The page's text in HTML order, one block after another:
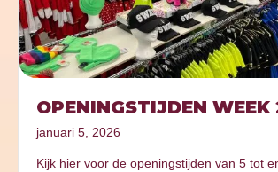
OPENINGSTIJDEN
januari 5, 2026
Kijk hier voor de openingstijden van 5 tot